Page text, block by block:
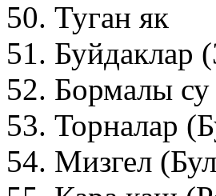
50. Туган як
51. Буйдаклар
52. Бормалы
53. Торналар
54. Мизгел